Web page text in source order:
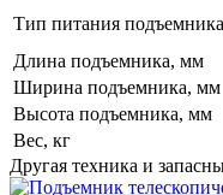
Тип питания подъемника
Длина подъемника, мм
Ширина подъемника, мм
Высота подъемника, мм
Вес, кг
Другая техника и